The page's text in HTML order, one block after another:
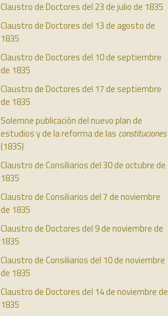
Claustro de Doctores del 23 de julio de 1835
Claustro de Doctores del 13 de agosto de
1835
Claustro de Doctores del 10 de septiembre
de 1835
Claustro de Doctores del 17 de septiembre
de 1835
Solemne publicación del nuevo plan de
estudios y de la reforma de las constituciones
(1835)
Claustro de Consiliarios del 30 de octubre de
1835
Claustro de Consiliarios del 7 de noviembre
de 1835
Claustro de Doctores del 9 de noviembre de
1835
Claustro de Consiliarios del 10 de noviembre
de 1835
Claustro de Doctores del 14 de noviembre de
1835